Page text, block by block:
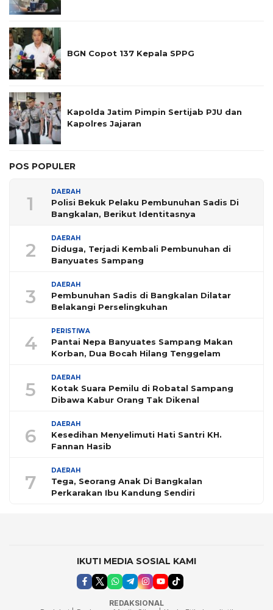
BGN Copot 137 Kepala SPPG
Kapolda Jatim Pimpin Sertijab PJU dan
Kapolres Jajaran
POS POPULER
1
DAERAH
Polisi Bekuk Pelaku Pembunuhan Sadis Di
Bangkalan, Berikut Identitasnya
2
DAERAH
Diduga, Terjadi Kembali Pembunuhan di
Banyuates Sampang
3
DAERAH
Pembunuhan Sadis di Bangkalan Dilatar
Belakangi Perselingkuhan
4
PERISTIWA
Pantai Nepa Banyuates Sampang Makan
Korban, Dua Bocah Hilang Tenggelam
5
DAERAH
Kotak Suara Pemilu di Robatal Sampang
Dibawa Kabur Orang Tak Dikenal
6
DAERAH
Kesedihan Menyelimuti Hati Santri KH.
Fannan Hasib
7
DAERAH
Tega, Seorang Anak Di Bangkalan
Perkarakan Ibu Kandung Sendiri
IKUTI MEDIA SOSIAL KAMI
REDAKSIONAL